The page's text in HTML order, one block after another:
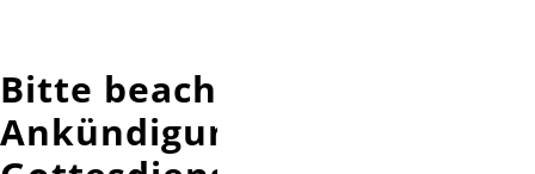
Bitte beachten Sie die
Ankündigungen im